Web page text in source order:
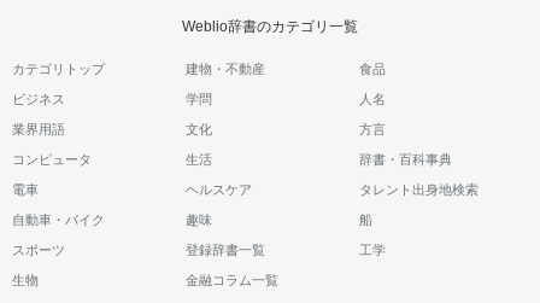
Weblio辞書のカテゴリ一覧
カテゴリトップ 建物・不動産 食品
ビジネス 学問 人名
業界用語 文化 方言
コンピュータ 生活 辞書・百科事典
電車 ヘルスケア タレント出身地検索
自動車・バイク 趣味 船
スポーツ 登録辞書一覧 工学
生物 金融コラム一覧